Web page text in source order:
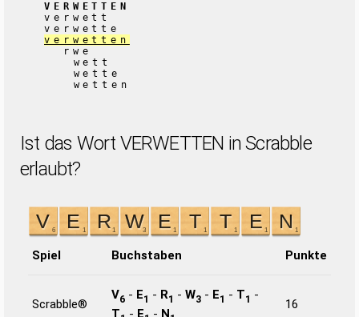
VERWETTEN
verwett
verwette
verwetten
rwe
wett
wette
wetten
Ist das Wort VERWETTEN in Scrabble
erlaubt?
Spiel Buchstaben Punkte
Scrabble®
V6 - E1 - R1 - W3 - E1 - T1 -
T
- E - N
16